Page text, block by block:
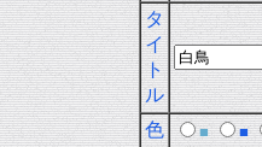
タ
イ
ト
ル
色
■ ■